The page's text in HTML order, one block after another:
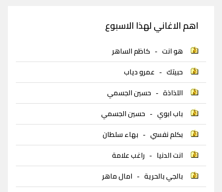
اهم الاغاني لهذا الاسبوع
هو انت - كاظم الساهر
حبيتك - عمرو دياب
اللذاذة - حسين الجسمي
باب ابوي - حسين الجسمي
بكلم نفسي - بهاء سلطان
انت الدنيا - راغب علامة
بالجي بالحرية - امال ماهر